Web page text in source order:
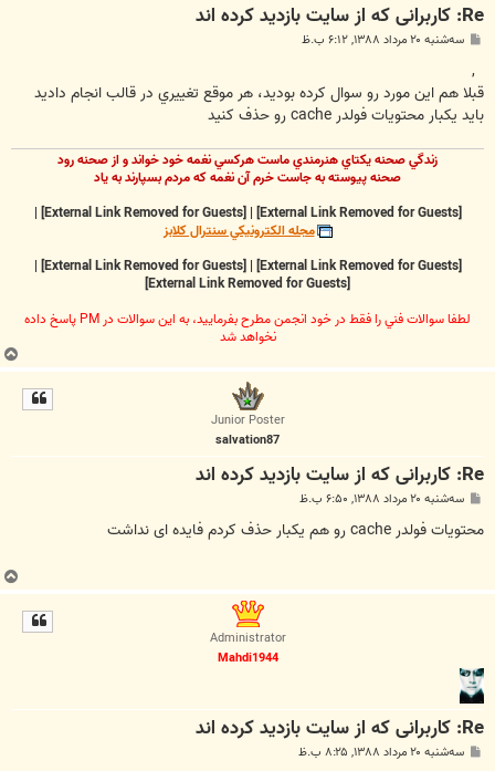
Re: کاربرانی که از سایت بازدید کرده اند
سه‌شنبه ۲۰ مرداد ۱۳۸۸, ۶:۱۲ ب.ظ
,
قبلا هم اين مورد رو سوال کرده بوديد، هر موقع تغييري در قالب انجام داديد
بايد يکبار محتويات فولدر cache رو حذف کنيد
زندگي صحنه يکتاي هنرمندي ماست هرکسي نغمه خود خواند و از صحنه رود
صحنه پيوسته به جاست خرم آن نغمه که مردم بسپارند به ياد
[External Link Removed for Guests]
|
[External Link Removed for Guests]
|
مجله الکترونيکي سنترال کلابز
[External Link Removed for Guests]
|
[External Link Removed for Guests]
|
[External Link Removed for Guests]
لطفا سوالات فني را فقط در خود انجمن مطرح بفرماييد، به اين سوالات در PM پاسخ داده
نخواهد شد
Junior Poster
salvation87
Re: کاربرانی که از سایت بازدید کرده اند
ت
سه‌شنبه ۲۰ مرداد ۱۳۸۸, ۶:۵۰ ب.ظ
محتویات فولدر cache رو هم یکبار حذف کردم فایده ای نداشت
Administrator
Mahdi1944
Re: کاربرانی که از سایت بازدید کرده اند
سه‌شنبه ۲۰ مرداد ۱۳۸۸, ۸:۲۵ ب.ظ